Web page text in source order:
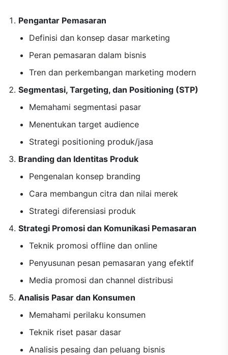
Pengantar Pemasaran
Definisi dan konsep dasar marketing
Peran pemasaran dalam bisnis
Tren dan perkembangan marketing modern
Segmentasi, Targeting, dan Positioning (STP)
Memahami segmentasi pasar
Menentukan target audience
Strategi positioning produk/jasa
Branding dan Identitas Produk
Pengenalan konsep branding
Cara membangun citra dan nilai merek
Strategi diferensiasi produk
Strategi Promosi dan Komunikasi Pemasaran
Teknik promosi offline dan online
Penyusunan pesan pemasaran yang efektif
Media promosi dan channel distribusi
Analisis Pasar dan Konsumen
Memahami perilaku konsumen
Teknik riset pasar dasar
Analisis pesaing dan peluang bisnis